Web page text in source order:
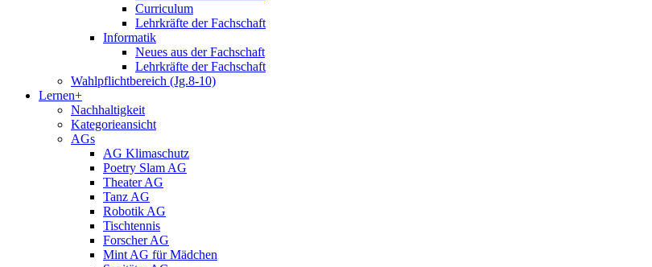
Curriculum
Lehrkräfte der Fachschaft
Informatik
Neues aus der Fachschaft
Lehrkräfte der Fachschaft
Wahlpflichtbereich (Jg.8-10)
Lernen+
Nachhaltigkeit
Kategorieansicht
AGs
AG Klimaschutz
Poetry Slam AG
Theater AG
Tanz AG
Robotik AG
Tischtennis
Forscher AG
Mint AG für Mädchen